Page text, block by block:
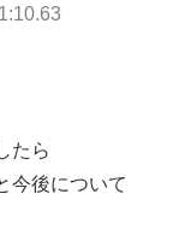
たら
今後について